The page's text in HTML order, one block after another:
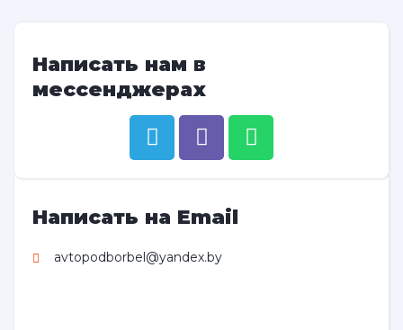
Написать нам в
мессенджерах
Написать на Email
avtopodborbel@yandex.by